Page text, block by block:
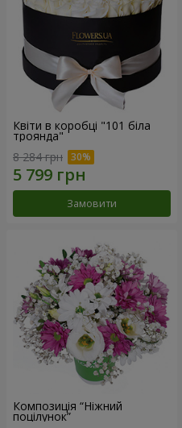
Квіти в коробці "101 біла
троянда"
8 284 грн
Замовити
Композиція “Ніжний
поцілунок”